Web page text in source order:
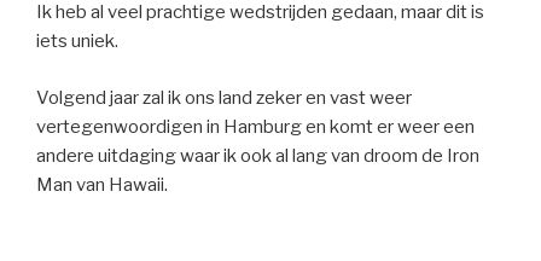
Ik heb al veel prachtige wedstrijden gedaan, maar dit is
iets uniek.
Volgend jaar zal ik ons land zeker en vast weer
vertegenwoordigen in Hamburg en komt er weer een
andere uitdaging waar ik ook al lang van droom de Iron
Man van Hawaii.